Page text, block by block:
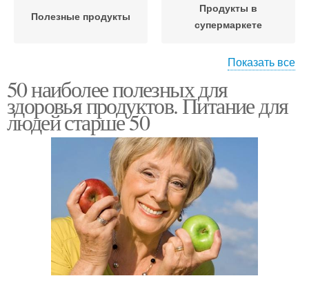
Полезные продукты
Продукты в
супермаркете
Продукты на полке Продукты для кожи
Продукты для здоровья Продукты для женщины
Продукты для
организма
Продукт для сердца
Показать все
50 наиболее полезных для
здоровья продуктов. Питание для
людей старше 50